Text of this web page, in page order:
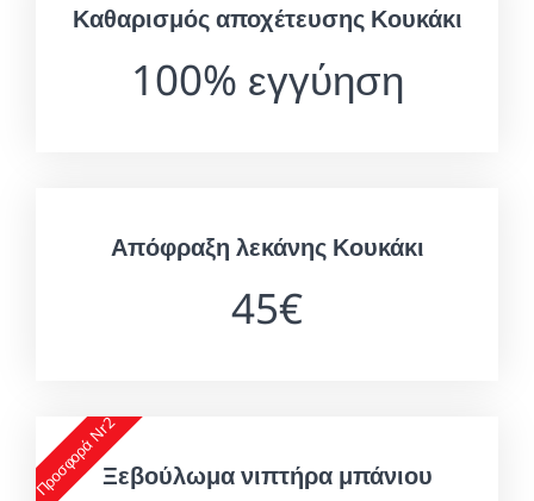
Καθαρισμός αποχέτευσης Κουκάκι
100% εγγύηση
Απόφραξη λεκάνης Κουκάκι
45€
Προσφορά Nr2Ξεβούλωμα νιπτήρα μπάνιου